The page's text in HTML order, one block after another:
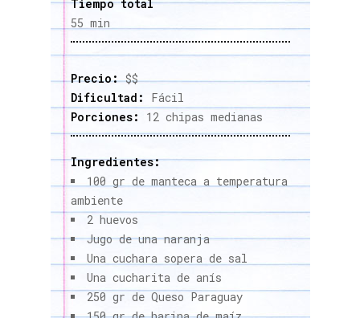
Tiempo total
55 min
Precio:$$
Dificultad:
Fácil
Porciones:
12 chipas medianas
Ingredientes:
100 gr de manteca a temperatura
ambiente
2 huevos
Jugo de una naranja
Una cuchara sopera de sal
Una cucharita de anís
250 gr de Queso Paraguay